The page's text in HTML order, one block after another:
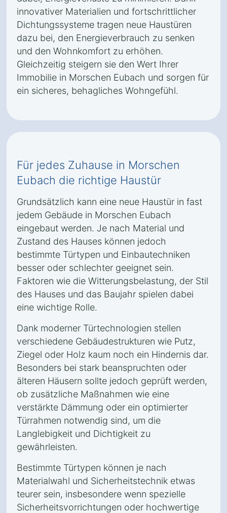
innovativer Materialien und fortschrittlicher
Dichtungssysteme tragen neue Haustüren
dazu bei, den Energieverbrauch zu senken
und den Wohnkomfort zu erhöhen.
Gleichzeitig steigern sie den Wert Ihrer
Immobilie in Morschen Eubach und sorgen für
ein sicheres, behagliches Wohngefühl.
Für jedes Zuhause in Morschen
Eubach die richtige Haustür
Grundsätzlich kann eine neue Haustür in fast
jedem Gebäude in Morschen Eubach
eingebaut werden. Je nach Material und
Zustand des Hauses können jedoch
bestimmte Türtypen und Einbautechniken
besser oder schlechter geeignet sein.
Faktoren wie die Witterungsbelastung, der Stil
des Hauses und das Baujahr spielen dabei
eine wichtige Rolle.
Dank moderner Türtechnologien stellen
verschiedene Gebäudestrukturen wie Putz,
Ziegel oder Holz kaum noch ein Hindernis dar.
Besonders bei stark beanspruchten oder
älteren Häusern sollte jedoch geprüft werden,
ob zusätzliche Maßnahmen wie eine
verstärkte Dämmung oder ein optimierter
Türrahmen notwendig sind, um die
Langlebigkeit und Dichtigkeit zu
gewährleisten.
Bestimmte Türtypen können je nach
Materialwahl und Sicherheitstechnik etwas
teurer sein, insbesondere wenn spezielle
Sicherheitsvorrichtungen oder hochwertige